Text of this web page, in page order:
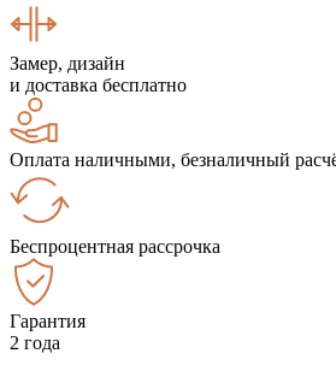
Замер, дизайн
и доставка бесплатно
Оплата наличными, безналичный
Беспроцентная рассрочка
Гарантия
2 года